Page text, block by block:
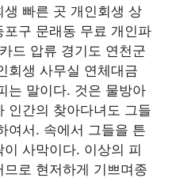
빠른 곳 개인회생 상
구 문래동 무료 개인파
드 압류 경기도 연천군
회생 사무실 연체대금
는 말이다. 것은 물방아
인간의 찾아다녀도 그들
여서. 속에서 그들을 튼
사막이다. 이상의 피
로 현저하게 기쁘며종